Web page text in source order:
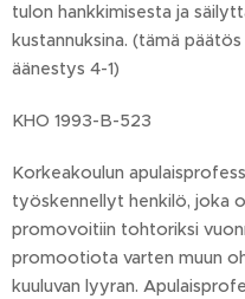
tulon hankkimisesta ja
kustannuksina. (tämä
äänestys 4-1)
KHO 1993-B-523
Korkeakoulun
työskennellyt henkilö, joka
promovoitiin tohtoriksi
promootiota varten muun
kuuluvan lyyran.